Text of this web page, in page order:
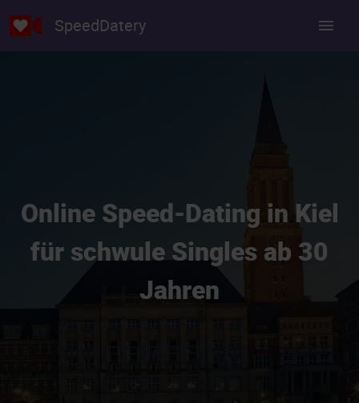
SpeedDatery
Online Speed-Dating in Kiel
für schwule Singles ab 30
Jahren